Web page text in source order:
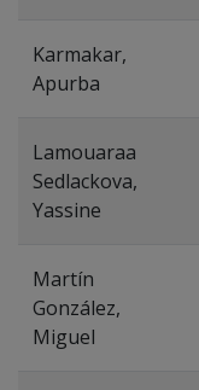
Karmakar,
Apurba
Lamouaraa
Sedlackova,
Yassine
Martín
González,
Miguel